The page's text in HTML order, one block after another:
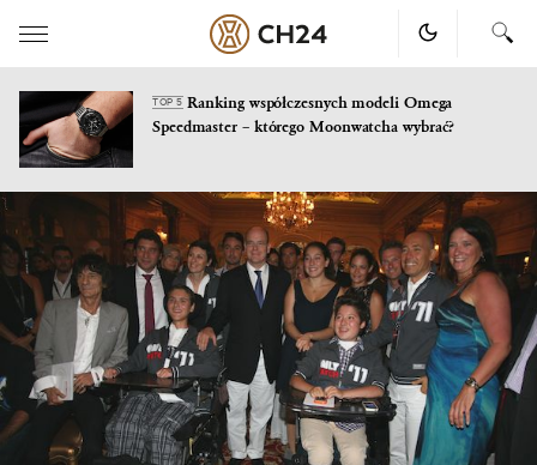
Skip
to
content
TOP 5Ranking współczesnych modeli Omega
Speedmaster – którego Moonwatcha wybrać?